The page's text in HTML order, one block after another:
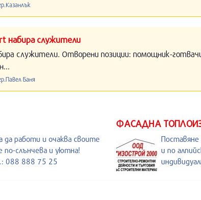
набира служители
служители. Отворени позиции: помощник-
Баня
работи и очаква своите
по-слънчева и уютна!
088 888 75 25
ФАСАДНА
Поставяне
и по